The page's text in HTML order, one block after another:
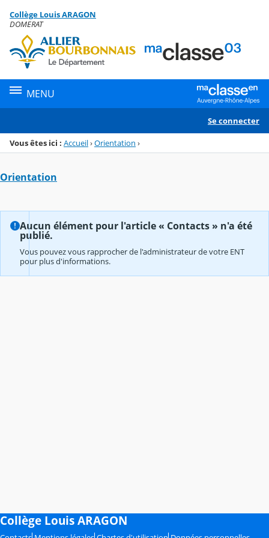
Menu de la rubrique
Contenu
Collège Louis ARAGON
DOMERAT
MENU
Se connecter
Vous êtes ici : Accueil›Orientation ›
Orientation
Aucun élément pour l'article « Contacts » n'a été
publié.
Vous pouvez vous rapprocher de l'administrateur de votre ENT
pour plus d'informations.
Collège Louis ARAGON